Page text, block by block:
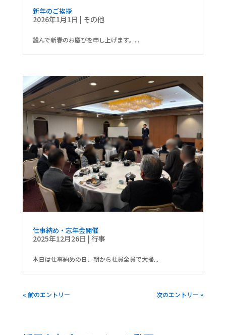
新年のご挨拶
2026年1月1日 | その他
謹んで新春のお慶びを申し上げます。...
仕事納め・忘年会開催
2025年12月26日 | 行事
本日は仕事納めの日、朝から社員全員で大掃...
« 前のエントリー 次のエントリー »